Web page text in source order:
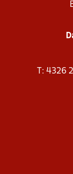
T: 4326